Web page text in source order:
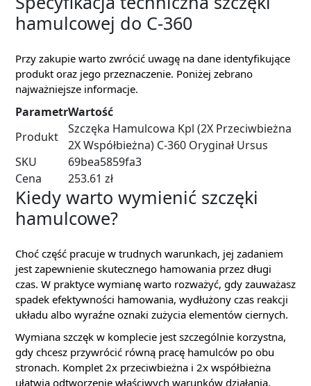
hamulcowej do C-360
Przy zakupie warto zwrócić uwagę na dane identyfikujące
produkt oraz jego przeznaczenie. Poniżej zebrano
najważniejsze informacje.
ParametrWartość
Produkt
Szczęka Hamulcowa Kpl (2X Przeciwbieżna
2X Współbieżna) C-360 Oryginał Ursus
SKU
69bea5859fa3
Cena
253.61 zł
Kiedy warto wymienić szczęki
hamulcowe?
Choć część pracuje w trudnych warunkach, jej zadaniem
jest zapewnienie skutecznego hamowania przez długi
czas. W praktyce wymianę warto rozważyć, gdy zauważasz
spadek efektywności hamowania, wydłużony czas reakcji
układu albo wyraźne oznaki zużycia elementów ciernych.
Wymiana szczęk w komplecie jest szczególnie korzystna,
gdy chcesz przywrócić równą pracę hamulców po obu
stronach. Komplet 2x przeciwbieżna i 2x współbieżna
ułatwia odtworzenie właściwych warunków działania.